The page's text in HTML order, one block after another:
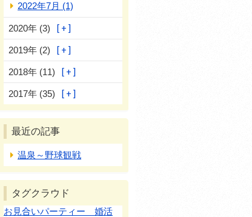
2022年7月 (1)
2020年 (3)
2019年 (2)
2018年 (11)
2017年 (35)
最近の記事
温泉～野球観戦
タグクラウド
お見合いパーティー 婚活